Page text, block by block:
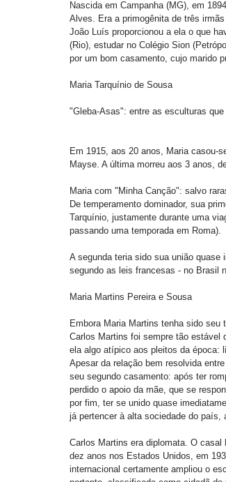
Nascida em Campanha (MG), em
Alves. Era a primogênita de três
João Luís proporcionou a ela o que
(Rio), estudar no Colégio Sion
por um bom casamento, cujo marido
Maria Tarquínio de Sousa
"Gleba-Asas": entre as esculturas
Em 1915, aos 20 anos, Maria casou-
Mayse. A última morreu aos 3 anos,
Maria com "Minha Canção": salvo
De temperamento dominador, sua
Tarquínio, justamente durante uma
passando uma temporada em Roma).
A segunda teria sido sua união
segundo as leis francesas - no Brasil
Maria Martins Pereira e Sousa
Embora Maria Martins tenha sido
Carlos Martins foi sempre tão estável
ela algo atípico aos pleitos da época:
Apesar da relação bem resolvida
seu segundo casamento: após ter
perdido o apoio da mãe, que se
por fim, ter se unido quase
já pertencer à alta sociedade do país,
Carlos Martins era diplomata. O
dez anos nos Estados Unidos, em
internacional certamente ampliou o